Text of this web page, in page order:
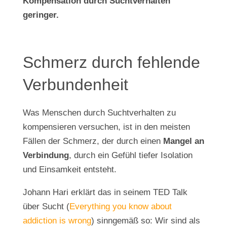
geringer.
Schmerz durch fehlende
Verbundenheit
Was Menschen durch Suchtverhalten zu
kompensieren versuchen, ist in den meisten
Fällen der Schmerz, der durch einen Mangel an
Verbindung, durch ein Gefühl tiefer Isolation
und Einsamkeit entsteht.
Johann Hari erklärt das in seinem TED Talk
über Sucht (Everything you know about
addiction is wrong) sinngemäß so: Wir sind als